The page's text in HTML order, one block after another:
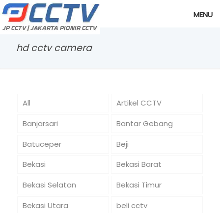
MENU
hd cctv camera
All
Artikel CCTV
Banjarsari
Bantar Gebang
Batuceper
Beji
Bekasi
Bekasi Barat
Bekasi Selatan
Bekasi Timur
Bekasi Utara
beli cctv